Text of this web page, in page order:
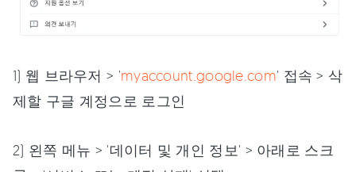
1) 웹 브라우저 > 'myaccount.google.com' 접속 > 삭
제할 구글 계정으로 로그인
2) 왼쪽 메뉴 > '데이터 및 개인 정보' > 아래로 스크